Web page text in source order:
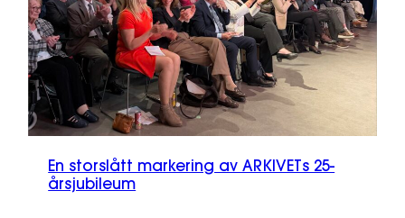
En storslått markering av ARKIVETs 25-
årsjubileum